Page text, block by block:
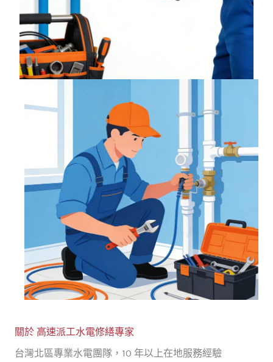
關於 高速派工水電修繕專家
台灣北區專業水電團隊，10 年以上在地服務經驗